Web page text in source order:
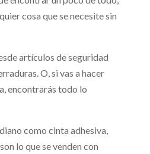
cosa que se necesite sin
artículos de seguridad
O, si vas a hacer
encontrarás todo lo
como cinta adhesiva,
lo que se venden con